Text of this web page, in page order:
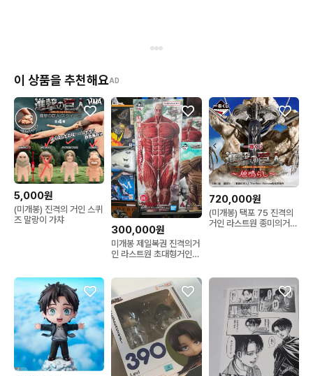
이 상품을 추천해요AD
5,000원
(미개봉) 진격의 거인 스퀴
즈 말랑이 가챠
300,000원
미개봉 제일복권 진격의거
인 라스트원 초대형거인
720,000원
(미개봉) 택포 75 진격의
거인 라스트원 종미의거인